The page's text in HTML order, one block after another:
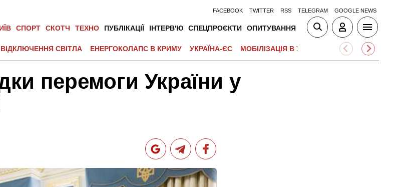
FACEBOOK TWITTER RSS TELEGRAM GOOGLE NEWS
СПОРТ СКОТЧ ТЕХНО ПУБЛІКАЦІЇ ІНТЕРВ'Ю СПЕЦПРОЄКТИ ОПИТУВАННЯ
ВІДКЛЮЧЕННЯ СВІТЛА ЕНЕРГОКОЛАПС В КРИМУ УКРАЇНА-ЄС МОБІЛІЗАЦІЯ В УКРАЇНІ ВІЙНА НА
перемоги України у